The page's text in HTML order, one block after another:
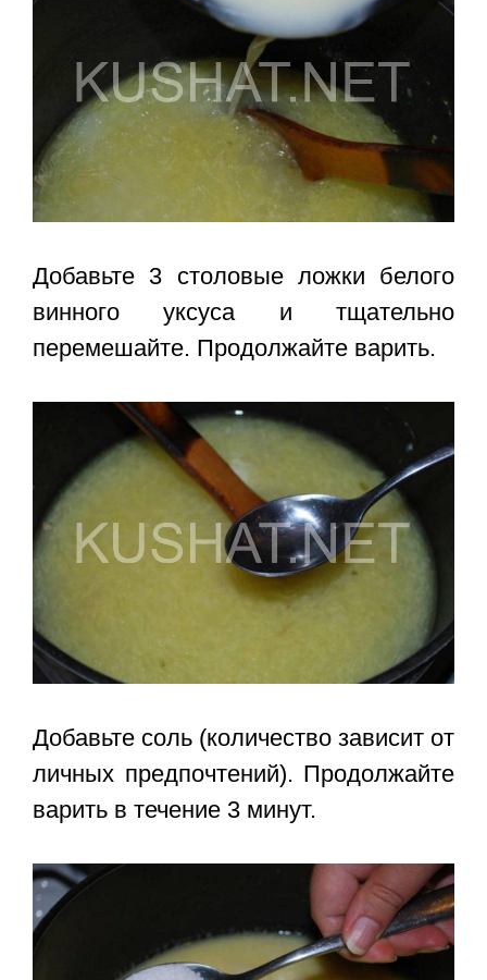
Добавьте 3 столовые ложки белого
винного уксуса и тщательно
перемешайте. Продолжайте варить.
Добавьте соль (количество зависит от
личных предпочтений). Продолжайте
варить в течение 3 минут.